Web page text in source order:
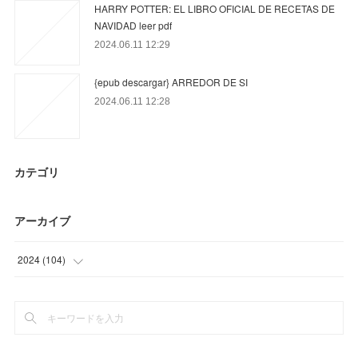
HARRY POTTER: EL LIBRO OFICIAL DE RECETAS DE
NAVIDAD leer pdf
2024.06.11 12:29
{epub descargar} ARREDOR DE SI
2024.06.11 12:28
カテゴリ
アーカイブ
2024 (104)
(